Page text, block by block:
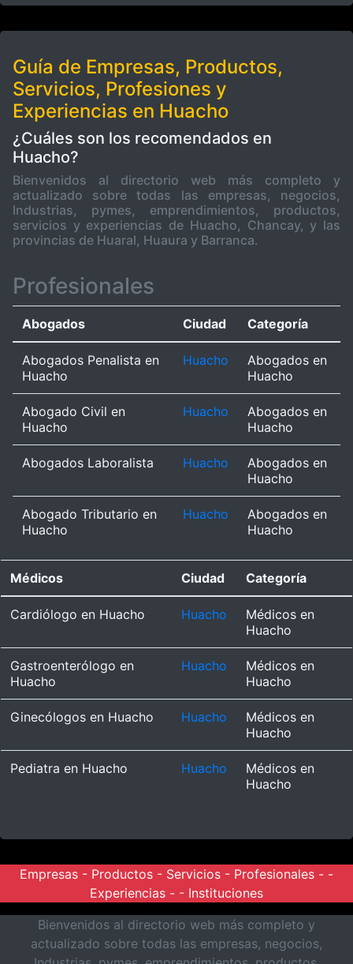
Guía de Empresas, Productos,
Servicios, Profesiones y
Experiencias en Huacho
¿Cuáles son los recomendados en
Huacho?
Bienvenidos al directorio web más completo y
actualizado sobre todas las empresas, negocios,
Industrias, pymes, emprendimientos, productos,
servicios y experiencias de Huacho, Chancay, y las
provincias de Huaral, Huaura y Barranca.
Profesionales
Abogados Ciudad Categoría
Abogados Penalista en
Huacho
Huacho
Abogados en
Huacho
Abogado Civil en
Huacho
Huacho
Abogados en
Huacho
Abogados Laboralista Huacho
Abogados en
Huacho
Abogado Tributario en
Huacho
Huacho
Abogados en
Huacho
Médicos Ciudad Categoría
Cardiólogo en Huacho Huacho
Médicos en
Huacho
Gastroenterólogo en
Huacho
Huacho
Médicos en
Huacho
Ginecólogos en Huacho Huacho
Médicos en
Huacho
Pediatra en Huacho Huacho
Médicos en
Huacho
Empresas - Productos - Servicios - Profesionales - -
Experiencias - - Instituciones
Bienvenidos al directorio web más completo y
actualizado sobre todas las empresas, negocios,